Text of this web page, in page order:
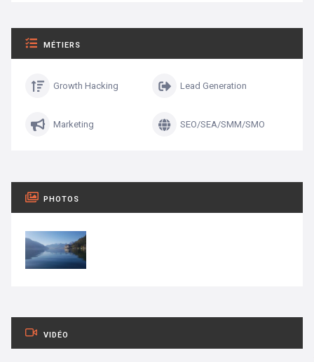
MÉTIERS
Growth Hacking Lead Generation
Marketing SEO/SEA/SMM/SMO
PHOTOS
VIDÉO